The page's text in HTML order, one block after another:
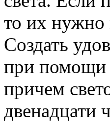
то их нужно
Создать
при помощи
причем
двенадцати